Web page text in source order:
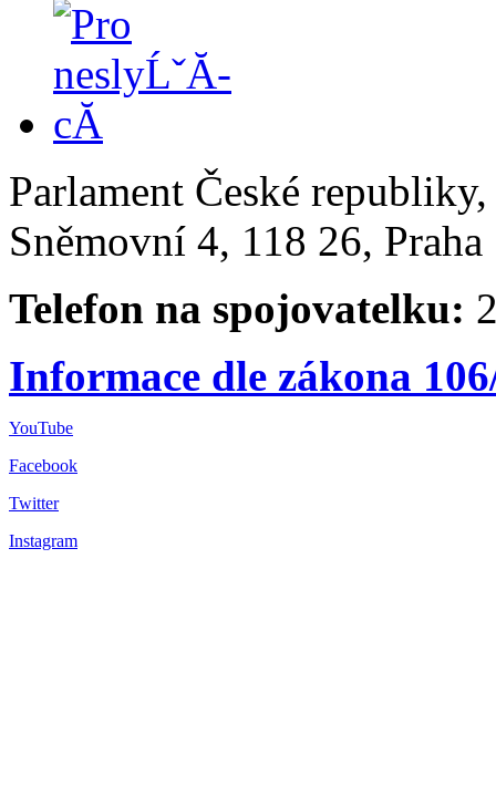
Parlament České
Sněmovní 4, 118 26,
Telefon na spojovatelku:
Informace dle zákona
YouTube
Facebook
Twitter
Instagram